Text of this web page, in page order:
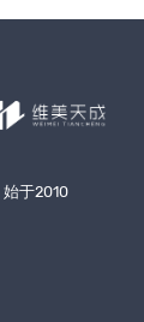
始于2010